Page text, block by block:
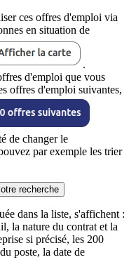
ces offres d'emploi via
en situation de
.
d'emploi que vous
offres d'emploi suivantes,
de changer le
par exemple les trier
recherche
dans la liste, s'affichent :
la nature du contrat et la
si précisé, les 200
poste, la date de